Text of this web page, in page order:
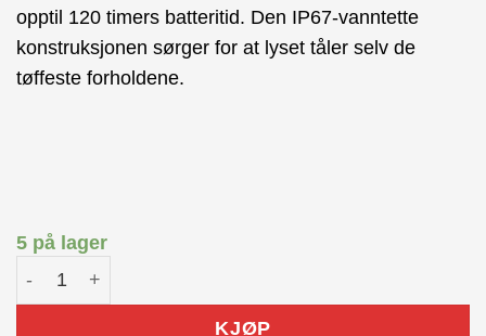
opptil 120 timers batteritid. Den IP67-vanntette
konstruksjonen sørger for at lyset tåler selv de
tøffeste forholdene.
5 på lager
Knog Blinder 1300 frontlykt antall
KJØP